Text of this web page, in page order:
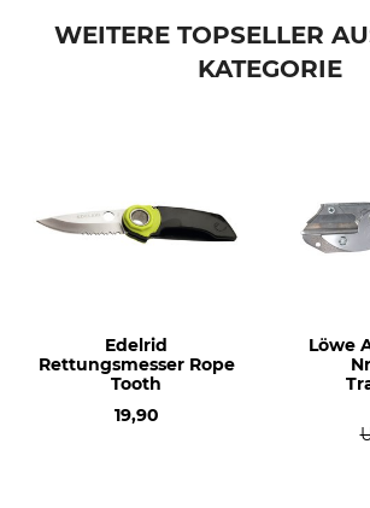
WEITERE TOPSELLER
KATEGORIE
Edelrid
Rettungsmesser Rope
Tooth
19,90
Löwe